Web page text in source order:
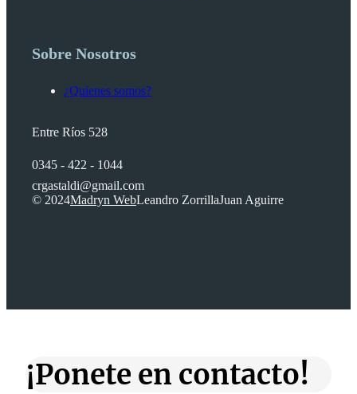
Sobre Nosotros
¿Quienes somos?
Entre Ríos 528
0345 - 422 - 1044
crgastaldi@gmail.com
© 2024Madryn WebLeandro ZorrillaJuan Aguirre
¡Ponete en contacto!